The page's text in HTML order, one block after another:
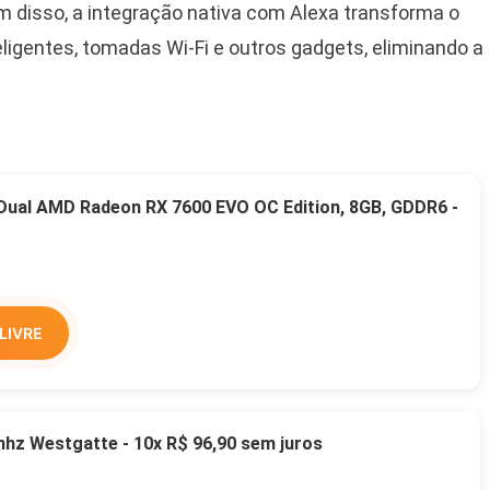
disso, a integração nativa com Alexa transforma o
tomadas Wi-Fi e outros gadgets, eliminando a
AMD Radeon RX 7600 EVO OC Edition, 8GB, GDDR6 -
Westgatte - 10x R$ 96,90 sem juros